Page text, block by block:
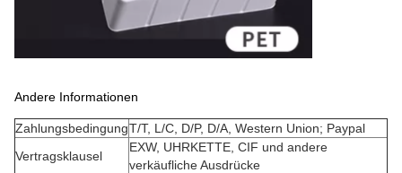
Andere Informationen
ZahlungsbedingungT/T, L/C, D/P, D/A, Western Union; Paypal
Vertragsklausel
EXW, UHRKETTE, CIF und andere
verkäufliche Ausdrücke